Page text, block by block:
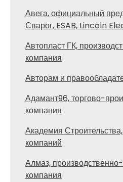
Авега, официальный
Сварог, ESAB, Lincoln
Автопласт ГК,
компания
Авторам и
Адамант96, торгово-
компания
Академия
компаний
Алмаз,
компания